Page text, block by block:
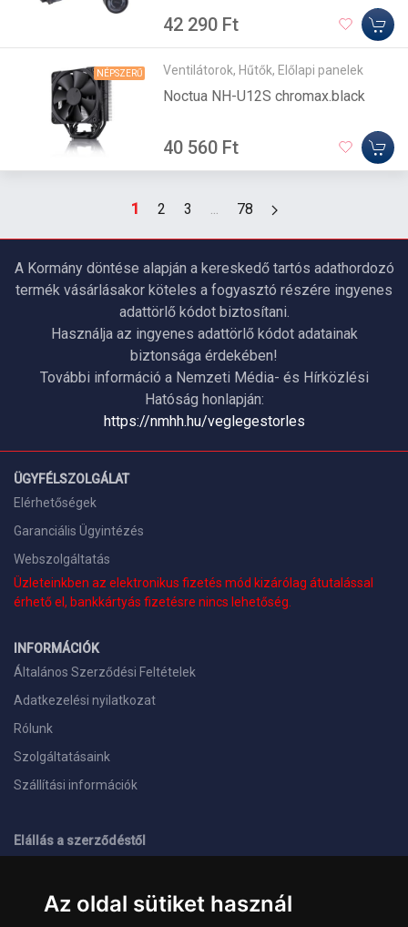
Az oldal sütiket használ
42 290 Ft
NÉPSZERŰ Ventilátorok, Hűtők, Előlapi panelek
Noctua NH-U12S chromax.black
40 560 Ft
1 2 3 ... 78
A Kormány döntése alapján a kereskedő tartós adathordozó
termék vásárlásakor köteles a fogyasztó részére ingyenes
adattörlő kódot biztosítani.
Használja az ingyenes adattörlő kódot adatainak
biztonsága érdekében!
További információ a Nemzeti Média- és Hírközlési
Hatóság honlapján:
https://nmhh.hu/veglegestorles
ÜGYFÉLSZOLGÁLAT
Elérhetőségek
Garanciális Ügyintézés
Webszolgáltatás
Üzleteinkben az elektronikus fizetés mód kizárólag átutalással
érhető el, bankkártyás fizetésre nincs lehetőség.
INFORMÁCIÓK
Általános Szerződési Feltételek
Adatkezelési nyilatkozat
Rólunk
Szolgáltatásaink
Szállítási információk
Elállás a szerződéstől
+36 1 445 4161